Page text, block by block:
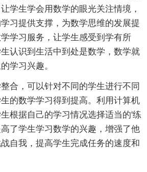
学生学会用数学的眼光关注情境，
习提供支撑，为数学思维的发展提
学习服务，让学生感受到学有所
认识到生活中到处是数学，数学就
学习兴趣。
合，可以针对不同的学生进行不同
的数学学习得到提高。利用计算机
根据自己的学习情况选择适当的'练
了学生学习数学的兴趣，增强了他
自我，提高学生完成任务的速度和